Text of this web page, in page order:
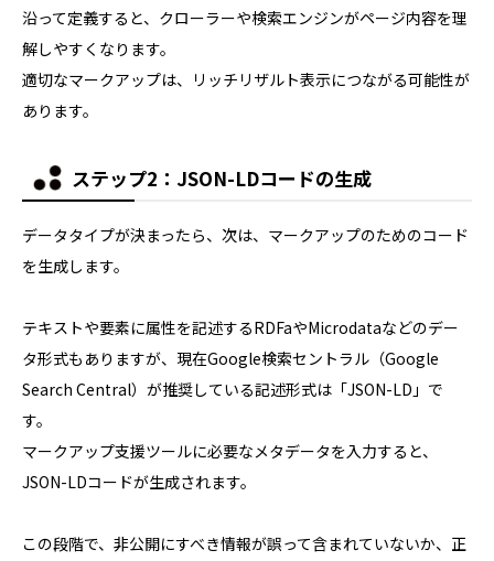
沿って定義すると、クローラーや検索エンジンがページ内容を理
解しやすくなります。
適切なマークアップは、リッチリザルト表示につながる可能性が
あります。
ステップ2：JSON-LDコードの生成
データタイプが決まったら、次は、マークアップのためのコード
を生成します。
テキストや要素に属性を記述するRDFaやMicrodataなどのデー
タ形式もありますが、現在Google検索セントラル（Google
Search Central）が推奨している記述形式は「JSON-LD」で
す。
マークアップ支援ツールに必要なメタデータを入力すると、
JSON-LDコードが生成されます。
この段階で、非公開にすべき情報が誤って含まれていないか、正